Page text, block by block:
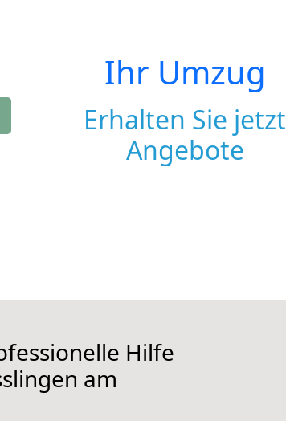
Ihr Umzug
Erhalten Sie jetzt
Angebote
Hilfe
am